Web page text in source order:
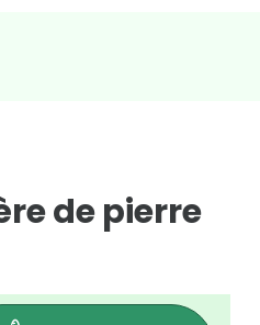
de pierre